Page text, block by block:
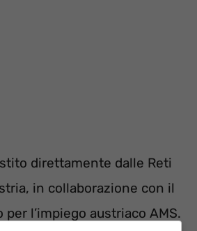
direttamente dalle Reti
in collaborazione con il
l’impiego austriaco AMS.